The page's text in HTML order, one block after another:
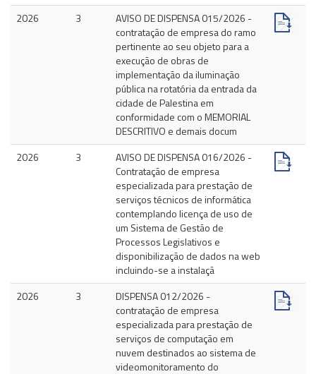
2026
3
AVISO DE DISPENSA 015/2026 -
contratação de empresa do ramo
pertinente ao seu objeto para a
execução de obras de
implementação da iluminação
pública na rotatória da entrada da
cidade de Palestina em
conformidade com o MEMORIAL
DESCRITIVO e demais docum
2026
3
AVISO DE DISPENSA 016/2026 -
Contratação de empresa
especializada para prestação de
serviços técnicos de informática
contemplando licença de uso de
um Sistema de Gestão de
Processos Legislativos e
disponibilização de dados na web
incluindo-se a instalaçã
2026
3
DISPENSA 012/2026 -
contratação de empresa
especializada para prestação de
serviços de computação em
nuvem destinados ao sistema de
videomonitoramento do